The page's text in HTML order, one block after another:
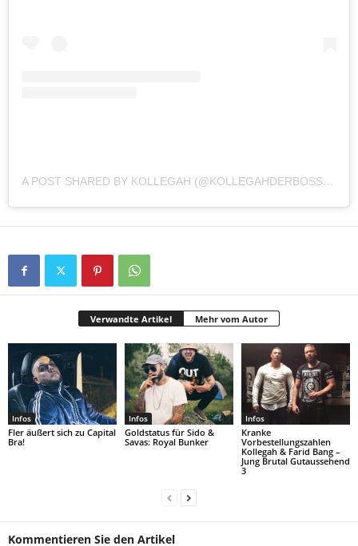
A POST SHARED BY KOLLEGAH (@KOLLEGAHDERBOSS)ON
Verwandte Artikel Mehr vom Autor
Infos
Fler äußert sich zu Capital
Bra!
Infos
Goldstatus für Sido &
Savas: Royal Bunker
Infos
Kranke
Vorbestellungszahlen
Kollegah & Farid Bang –
Jung Brutal Gutaussehend
3
Kommentieren Sie den Artikel